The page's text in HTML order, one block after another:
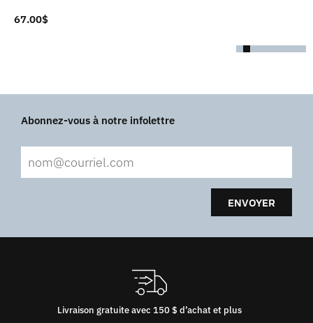
67.00$
Abonnez-vous à notre infolettre
ENVOYER
Livraison gratuite avec 150 $ d’achat et plus